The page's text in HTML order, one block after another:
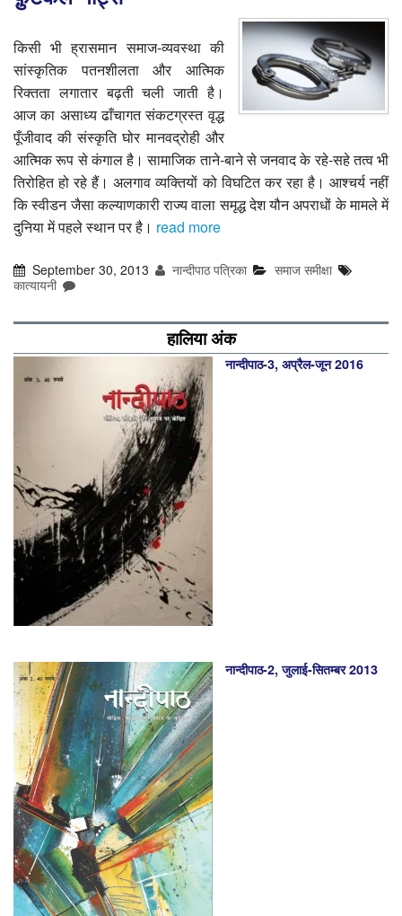
किसी भी ह्रासमान समाज-व्यवस्था की
सांस्कृतिक पतनशीलता और आत्मिक
रिक्तता लगातार बढ़ती चली जाती है।
आज का असाध्य ढाँचागत संकटग्रस्त वृद्ध
पूँजीवाद की संस्कृति घोर मानवद्रोही और
आत्मिक रूप से कंगाल है। सामाजिक ताने-बाने से जनवाद के रहे-सहे तत्व भी
तिरोहित हो रहे हैं। अलगाव व्यक्तियों को विघटित कर रहा है। आश्चर्य नहीं
कि स्वीडन जैसा कल्याणकारी राज्य वाला समृद्ध देश यौन अपराधों के मामले में
दुनिया में पहले स्थान पर है। read more
September 30, 2013 नान्दीपाठ पत्रिका
समाज समीक्षा
कात्‍यायनी
हालिया अंक
नान्‍दीपाठ-3, अप्रैल-जून 2016
नान्दीपाठ-2, जुलाई-सितम्बर 2013